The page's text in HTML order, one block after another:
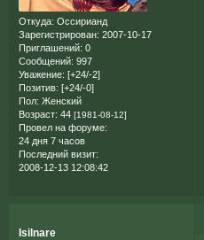
Откуда: Оссирианд
Зарегистрирован: 2007-10-17
Приглашений: 0
Сообщений: 997
Уважение: [+24/-2]
Позитив: [+24/-0]
Пол: Женский
Возраст: 44 [1981-08-12]
Провел на форуме:
24 дня 7 часов
Последний визит:
2008-12-13 12:08:42
Isilnare